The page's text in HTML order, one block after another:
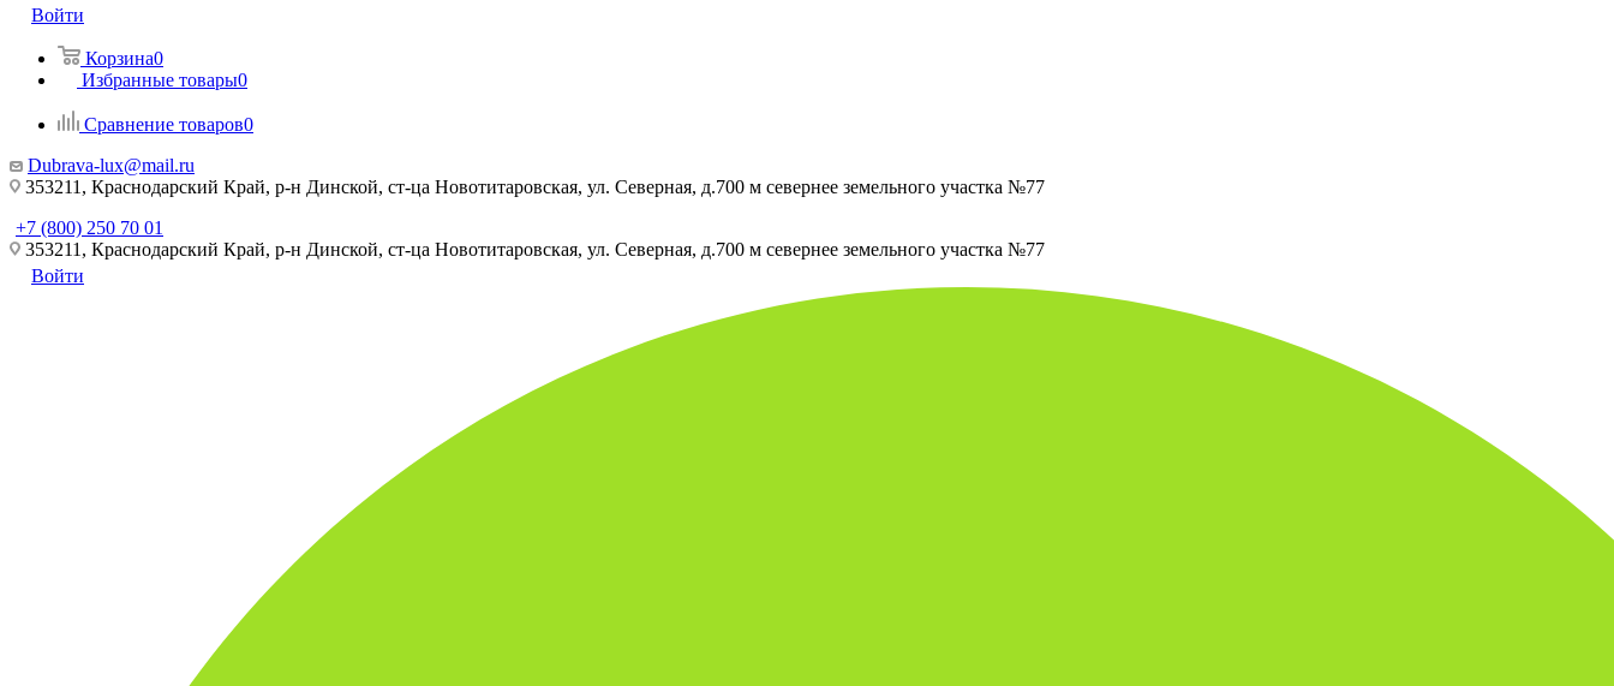
Войти
Корзина0
Избранные товары0
Сравнение товаров0
Dubrava-lux@mail.ru
353211, Краснодарский Край, р-н Динской, ст-ца Новотитаровская, ул. Северная, д.700 м севернее земельного участка №77
+7 (800) 250 70 01
353211, Краснодарский Край, р-н Динской, ст-ца Новотитаровская, ул. Северная, д.700 м севернее земельного участка №77
Войти